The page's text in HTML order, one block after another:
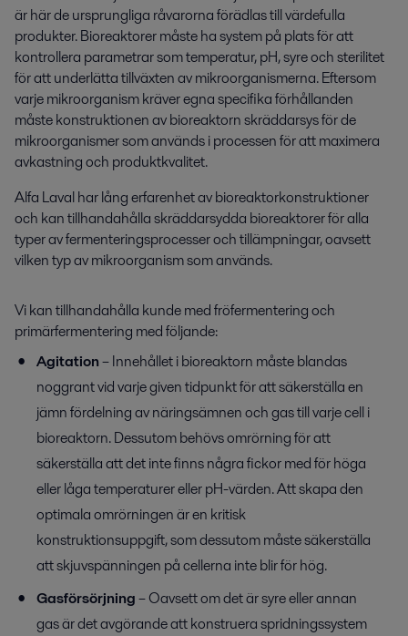
är här de ursprungliga råvarorna förädlas till värdefulla
produkter. Bioreaktorer måste ha system på plats för att
kontrollera parametrar som temperatur, pH, syre och sterilitet
för att underlätta tillväxten av mikroorganismerna. Eftersom
varje mikroorganism kräver egna specifika förhållanden
måste konstruktionen av bioreaktorn skräddarsys för de
mikroorganismer som används i processen för att maximera
avkastning och produktkvalitet.
Alfa Laval har lång erfarenhet av bioreaktorkonstruktioner
och kan tillhandahålla skräddarsydda bioreaktorer för alla
typer av fermenteringsprocesser och tillämpningar, oavsett
vilken typ av mikroorganism som används.
Vi kan tillhandahålla kunde med fröfermentering och
primärfermentering med följande:
Agitation– Innehållet i bioreaktorn måste blandas
noggrant vid varje given tidpunkt för att säkerställa en
jämn fördelning av näringsämnen och gas till varje cell i
bioreaktorn. Dessutom behövs omrörning för att
säkerställa att det inte finns några fickor med för höga
eller låga temperaturer eller pH-värden. Att skapa den
optimala omrörningen är en kritisk
konstruktionsuppgift, som dessutom måste säkerställa
att skjuvspänningen på cellerna inte blir för hög.
Gasförsörjning– Oavsett om det är syre eller annan
gas är det avgörande att konstruera spridningssystem